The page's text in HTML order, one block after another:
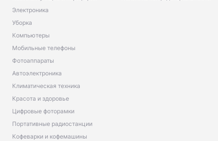
Электроника
Уборка
Компьютеры
Мобильные телефоны
Фотоаппараты
Автоэлектроника
Климатическая техника
Красота и здоровье
Цифровые фоторамки
Портативные радиостанции
Кофеварки и кофемашины